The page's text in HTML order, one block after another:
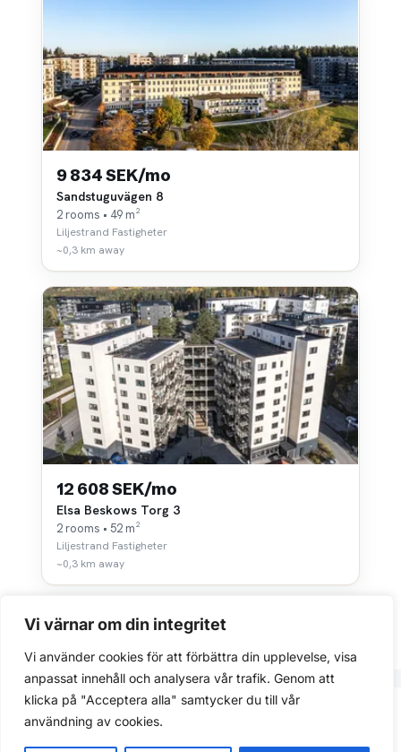
Vi värnar om din integritet
Vi använder cookies för att förbättra din upplevelse, visa
anpassat innehåll och analysera vår trafik. Genom att
klicka på "Acceptera alla" samtycker du till vår
användning av cookies.
9 834 SEK/mo
Sandstuguvägen 8
2 rooms • 49 m²
Liljestrand Fastigheter
~0,3 km away
12 608 SEK/mo
Elsa Beskows Torg 3
2 rooms • 52 m²
Liljestrand Fastigheter
~0,3 km away
Integritetspolicy